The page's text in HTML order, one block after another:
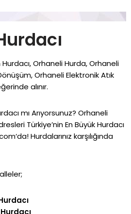
Orhaneli Hurda, Orhaneli
Orhaneli Elektronik Atık
alınır.
mı Arıyorsunuz? Orhaneli
Türkiye’nin En Büyük Hurdacı
‘da!Hurdalarınız karşılığında